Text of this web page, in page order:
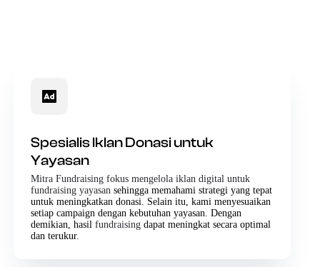
Spesialis Iklan Donasi untuk
Yayasan
Mitra Fundraising fokus mengelola iklan digital untuk
fundraising yayasan sehingga memahami strategi yang tepat
untuk meningkatkan donasi. Selain itu, kami menyesuaikan
setiap campaign dengan kebutuhan yayasan. Dengan
demikian, hasil fundraising dapat meningkat secara optimal
dan terukur.